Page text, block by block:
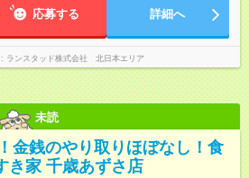
応募する 詳細へ
ランスタッド株式会社 北日本エリア
未読
金銭のやり取りほぼなし！食
家 千歳あずさ店